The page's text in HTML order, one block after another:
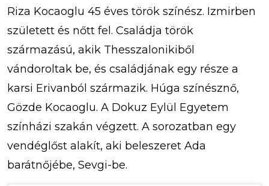
Riza Kocaoglu 45 éves török ​​színész. Izmirben
született és nőtt fel. Családja török ​​
származású, akik Thesszalonikiből
vándoroltak be, és családjának egy része a
karsi Erivanból származik. Húga színésznő,
Gözde Kocaoglu. A Dokuz Eylül Egyetem
színházi szakán végzett. A sorozatban egy
vendéglőst alakít, aki beleszeret Ada
barátnőjébe, Sevgi-be.